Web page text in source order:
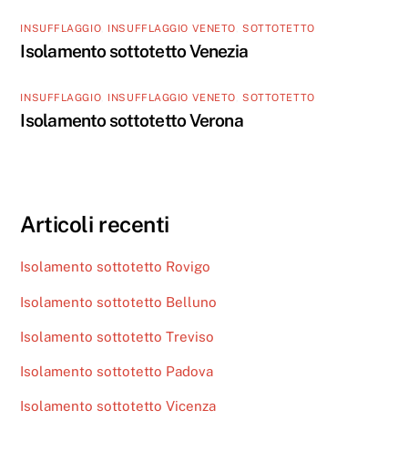
INSUFFLAGGIO INSUFFLAGGIO VENETO ,SOTTOTETTO
Isolamento sottotetto Venezia
INSUFFLAGGIO INSUFFLAGGIO VENETO ,SOTTOTETTO
Isolamento sottotetto Verona
Articoli recenti
Isolamento sottotetto Rovigo
Isolamento sottotetto Belluno
Isolamento sottotetto Treviso
Isolamento sottotetto Padova
Isolamento sottotetto Vicenza